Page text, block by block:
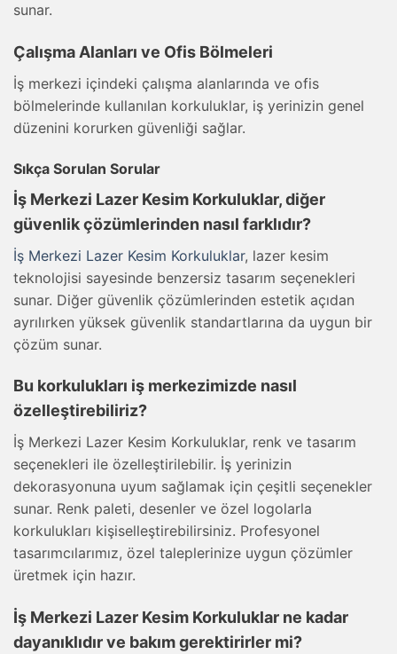
sunar.
Çalışma Alanları ve Ofis Bölmeleri
İş merkezi içindeki çalışma alanlarında ve ofis
bölmelerinde kullanılan korkuluklar, iş yerinizin genel
düzenini korurken güvenliği sağlar.
Sıkça Sorulan Sorular
İş Merkezi Lazer Kesim Korkuluklar, diğer
güvenlik çözümlerinden nasıl farklıdır?
İş Merkezi Lazer Kesim Korkuluklar, lazer kesim
teknolojisi sayesinde benzersiz tasarım seçenekleri
sunar. Diğer güvenlik çözümlerinden estetik açıdan
ayrılırken yüksek güvenlik standartlarına da uygun bir
çözüm sunar.
Bu korkulukları iş merkezimizde nasıl
özelleştirebiliriz?
İş Merkezi Lazer Kesim Korkuluklar, renk ve tasarım
seçenekleri ile özelleştirilebilir. İş yerinizin
dekorasyonuna uyum sağlamak için çeşitli seçenekler
sunar. Renk paleti, desenler ve özel logolarla
korkulukları kişiselleştirebilirsiniz. Profesyonel
tasarımcılarımız, özel taleplerinize uygun çözümler
üretmek için hazır.
İş Merkezi Lazer Kesim Korkuluklar ne kadar
dayanıklıdır ve bakım gerektirirler mi?